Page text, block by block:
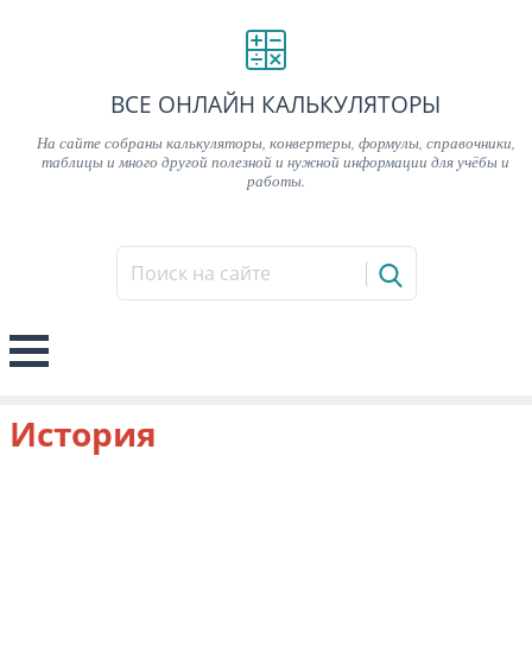
ВСЕ ОНЛАЙН КАЛЬКУЛЯТОРЫ
На сайте собраны калькуляторы, конвертеры, формулы, справочники,
таблицы и много другой полезной и нужной информации для учёбы и
работы.
История